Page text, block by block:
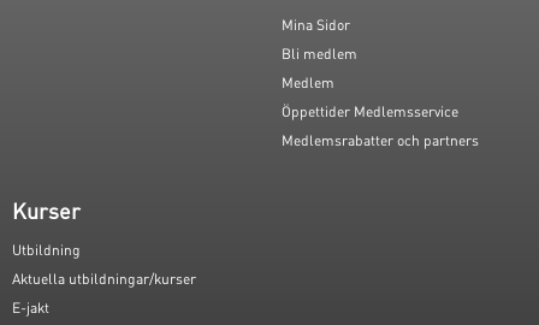
Mina Sidor
Bli medlem
Medlem
Öppettider Medlemsservice
Medlemsrabatter och partners
Kurser
Utbildning
Aktuella utbildningar/kurser
E-jakt